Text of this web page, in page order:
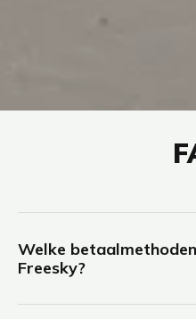
Welke
Freesky?